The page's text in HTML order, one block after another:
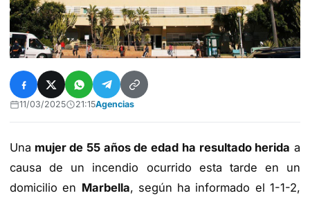
11/03/2025 21:15Agencias
Una mujer de 55 años de edad ha resultado herida a
causa de un incendio ocurrido esta tarde en un
domicilio en Marbella, según ha informado el 1-1-2,